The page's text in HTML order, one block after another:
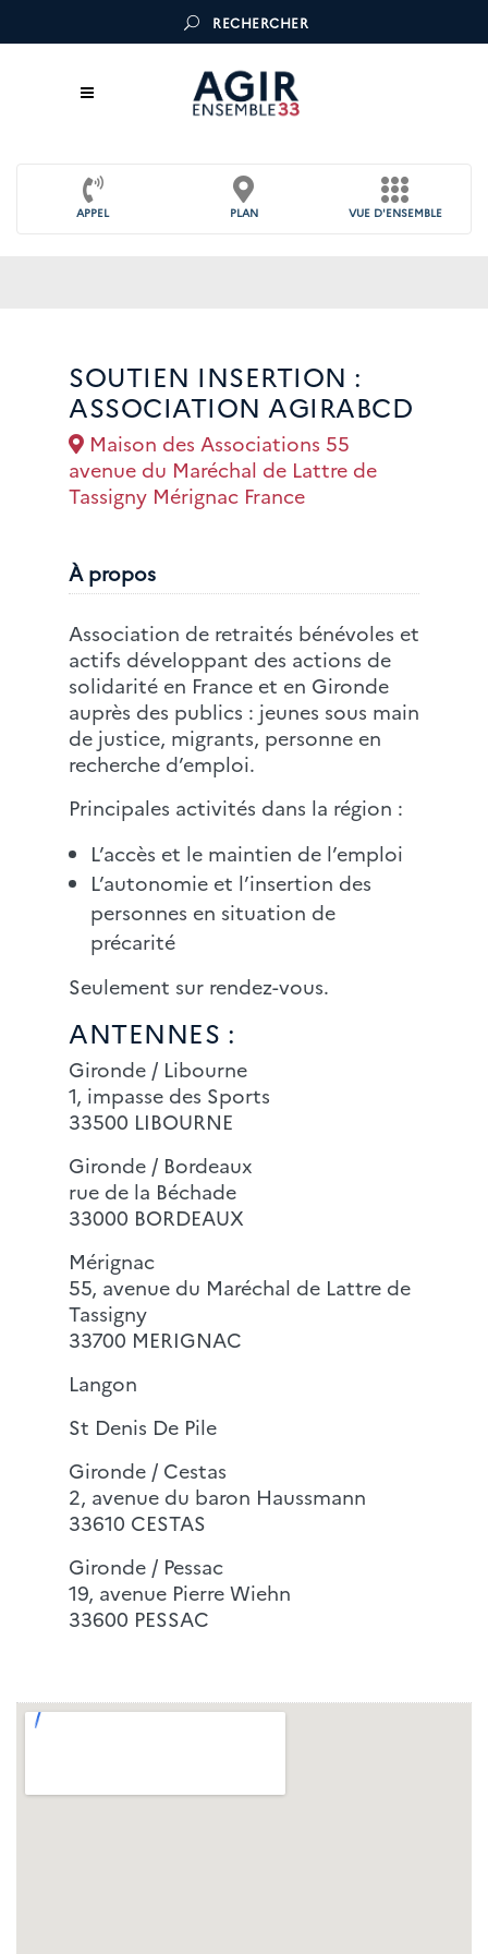
RECHERCHER
APPEL PLAN VUE D'ENSEMBLE
SOUTIEN INSERTION :
ASSOCIATION AGIRABCD
Maison des Associations 55
avenue du Maréchal de Lattre de
Tassigny Mérignac France
À propos
Association de retraités bénévoles et
actifs développant des actions de
solidarité en France et en Gironde
auprès des publics : jeunes sous main
de justice, migrants, personne en
recherche d’emploi.
Principales activités dans la région :
L’accès et le maintien de l’emploi
L’autonomie et l’insertion des
personnes en situation de
précarité
Seulement sur rendez-vous.
ANTENNES :
Gironde / Libourne
1, impasse des Sports
33500 LIBOURNE
Gironde / Bordeaux
rue de la Béchade
33000 BORDEAUX
Mérignac
55, avenue du Maréchal de Lattre de
Tassigny
33700 MERIGNAC
Langon
St Denis De Pile
Gironde / Cestas
2, avenue du baron Haussmann
33610 CESTAS
Gironde / Pessac
19, avenue Pierre Wiehn
33600 PESSAC